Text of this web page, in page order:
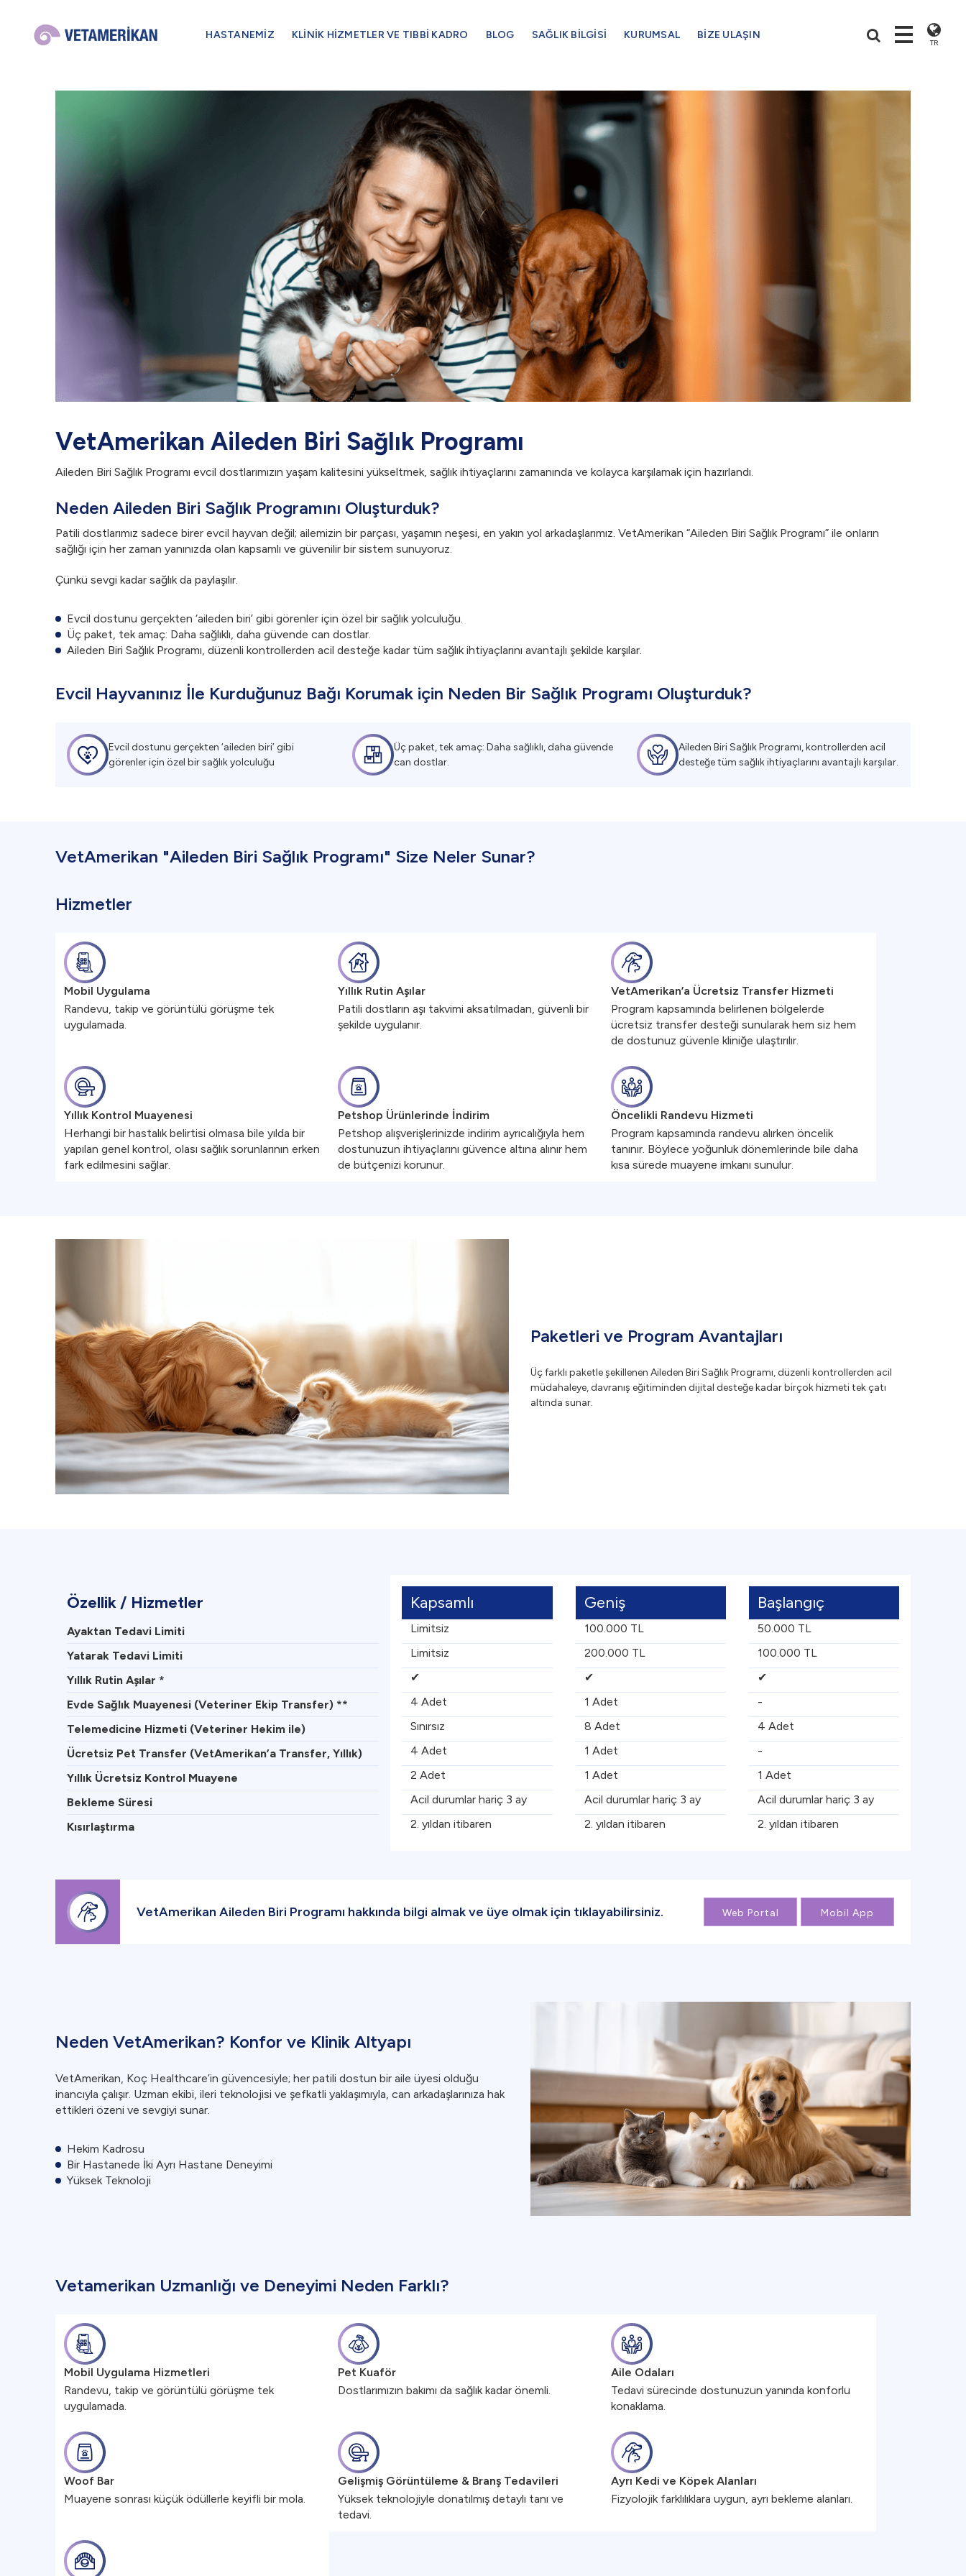
HASTANEMİZ KLİNİK HİZMETLER VE TIBBİ KADRO BLOG SAĞLIK BİLGİSİ KURUMSAL BİZE ULAŞIN
TR
VetAmerikan Aileden Biri Sağlık Programı
Aileden Biri Sağlık Programı evcil dostlarımızın yaşam kalitesini yükseltmek, sağlık ihtiyaçlarını zamanında ve kolayca karşılamak için hazırlandı.
Neden Aileden Biri Sağlık Programını Oluşturduk?
Patili dostlarımız sadece birer evcil hayvan değil; ailemizin bir parçası, yaşamın neşesi, en yakın yol arkadaşlarımız. VetAmerikan “Aileden Biri Sağlık Programı” ile onların
sağlığı için her zaman yanınızda olan kapsamlı ve güvenilir bir sistem sunuyoruz.
Çünkü sevgi kadar sağlık da paylaşılır.
Evcil dostunu gerçekten ‘aileden biri’ gibi görenler için özel bir sağlık yolculuğu.
Üç paket, tek amaç: Daha sağlıklı, daha güvende can dostlar.
Aileden Biri Sağlık Programı, düzenli kontrollerden acil desteğe kadar tüm sağlık ihtiyaçlarını avantajlı şekilde karşılar.
Evcil Hayvanınız İle Kurduğunuz Bağı Korumak için Neden Bir Sağlık Programı Oluşturduk?
Evcil dostunu gerçekten ‘aileden biri’ gibi
görenler için özel bir sağlık yolculuğu
Üç paket, tek amaç: Daha sağlıklı, daha güvende
can dostlar.
Aileden Biri Sağlık Programı, kontrollerden acil
desteğe tüm sağlık ihtiyaçlarını avantajlı karşılar.
VetAmerikan "Aileden Biri Sağlık Programı" Size Neler Sunar?
Hizmetler
Mobil Uygulama
Randevu, takip ve görüntülü görüşme tek
uygulamada.
Yıllık Rutin Aşılar
Patili dostların aşı takvimi aksatılmadan, güvenli bir
şekilde uygulanır.
VetAmerikan’a Ücretsiz Transfer Hizmeti
Program kapsamında belirlenen bölgelerde
ücretsiz transfer desteği sunularak hem siz hem
de dostunuz güvenle kliniğe ulaştırılır.
Yıllık Kontrol Muayenesi
Herhangi bir hastalık belirtisi olmasa bile yılda bir
yapılan genel kontrol, olası sağlık sorunlarının erken
fark edilmesini sağlar.
Petshop Ürünlerinde İndirim
Petshop alışverişlerinizde indirim ayrıcalığıyla hem
dostunuzun ihtiyaçlarını güvence altına alınır hem
de bütçenizi korunur.
Öncelikli Randevu Hizmeti
Program kapsamında randevu alırken öncelik
tanınır. Böylece yoğunluk dönemlerinde bile daha
kısa sürede muayene imkanı sunulur.
Paketleri ve Program Avantajları
Üç farklı paketle şekillenen Aileden Biri Sağlık Programı, düzenli kontrollerden acil
müdahaleye, davranış eğitiminden dijital desteğe kadar birçok hizmeti tek çatı
altında sunar.
Özellik / Hizmetler
Ayaktan Tedavi Limiti
Yatarak Tedavi Limiti
Yıllık Rutin Aşılar *
Evde Sağlık Muayenesi (Veteriner Ekip Transfer) **
Telemedicine Hizmeti (Veteriner Hekim ile)
Ücretsiz Pet Transfer (VetAmerikan’a Transfer, Yıllık)
Yıllık Ücretsiz Kontrol Muayene
Bekleme Süresi
Kısırlaştırma
Kapsamlı
Limitsiz
Limitsiz
✔
4 Adet
Sınırsız
4 Adet
2 Adet
Acil durumlar hariç 3 ay
2. yıldan itibaren
Geniş
100.000 TL
200.000 TL
✔
1 Adet
8 Adet
1 Adet
1 Adet
Acil durumlar hariç 3 ay
2. yıldan itibaren
Başlangıç
50.000 TL
100.000 TL
✔
-
4 Adet
-
1 Adet
Acil durumlar hariç 3 ay
2. yıldan itibaren
VetAmerikan Aileden Biri Programı hakkında bilgi almak ve üye olmak için tıklayabilirsiniz. Web Portal Mobil App
Neden VetAmerikan? Konfor ve Klinik Altyapı
VetAmerikan, Koç Healthcare’in güvencesiyle; her patili dostun bir aile üyesi olduğu
inancıyla çalışır. Uzman ekibi, ileri teknolojisi ve şefkatli yaklaşımıyla, can arkadaşlarınıza hak
ettikleri özeni ve sevgiyi sunar.
Hekim Kadrosu
Bir Hastanede İki Ayrı Hastane Deneyimi
Yüksek Teknoloji
Vetamerikan Uzmanlığı ve Deneyimi Neden Farklı?
Mobil Uygulama Hizmetleri
Randevu, takip ve görüntülü görüşme tek
uygulamada.
Pet Kuaför
Dostlarımızın bakımı da sağlık kadar önemli.
Aile Odaları
Tedavi sürecinde dostunuzun yanında konforlu
konaklama.
Woof Bar
Muayene sonrası küçük ödüllerle keyifli bir mola.
Gelişmiş Görüntüleme & Branş Tedavileri
Yüksek teknolojiyle donatılmış detaylı tanı ve
tedavi.
Ayrı Kedi ve Köpek Alanları
Fizyolojik farklılıklara uygun, ayrı bekleme alanları.